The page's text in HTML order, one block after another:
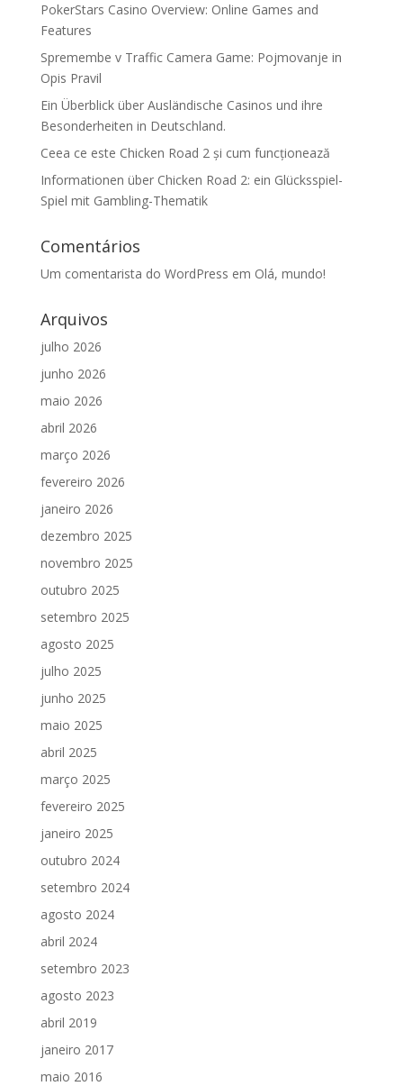
PokerStars Casino Overview: Online Games and
Features
Spremembe v Traffic Camera Game: Pojmovanje in
Opis Pravil
Ein Überblick über Ausländische Casinos und ihre
Besonderheiten in Deutschland.
Ceea ce este Chicken Road 2 și cum funcționează
Informationen über Chicken Road 2: ein Glücksspiel-
Spiel mit Gambling-Thematik
Comentários
Um comentarista do WordPress em Olá, mundo!
Arquivos
julho 2026
junho 2026
maio 2026
abril 2026
março 2026
fevereiro 2026
janeiro 2026
dezembro 2025
novembro 2025
outubro 2025
setembro 2025
agosto 2025
julho 2025
junho 2025
maio 2025
abril 2025
março 2025
fevereiro 2025
janeiro 2025
outubro 2024
setembro 2024
agosto 2024
abril 2024
setembro 2023
agosto 2023
abril 2019
janeiro 2017
maio 2016